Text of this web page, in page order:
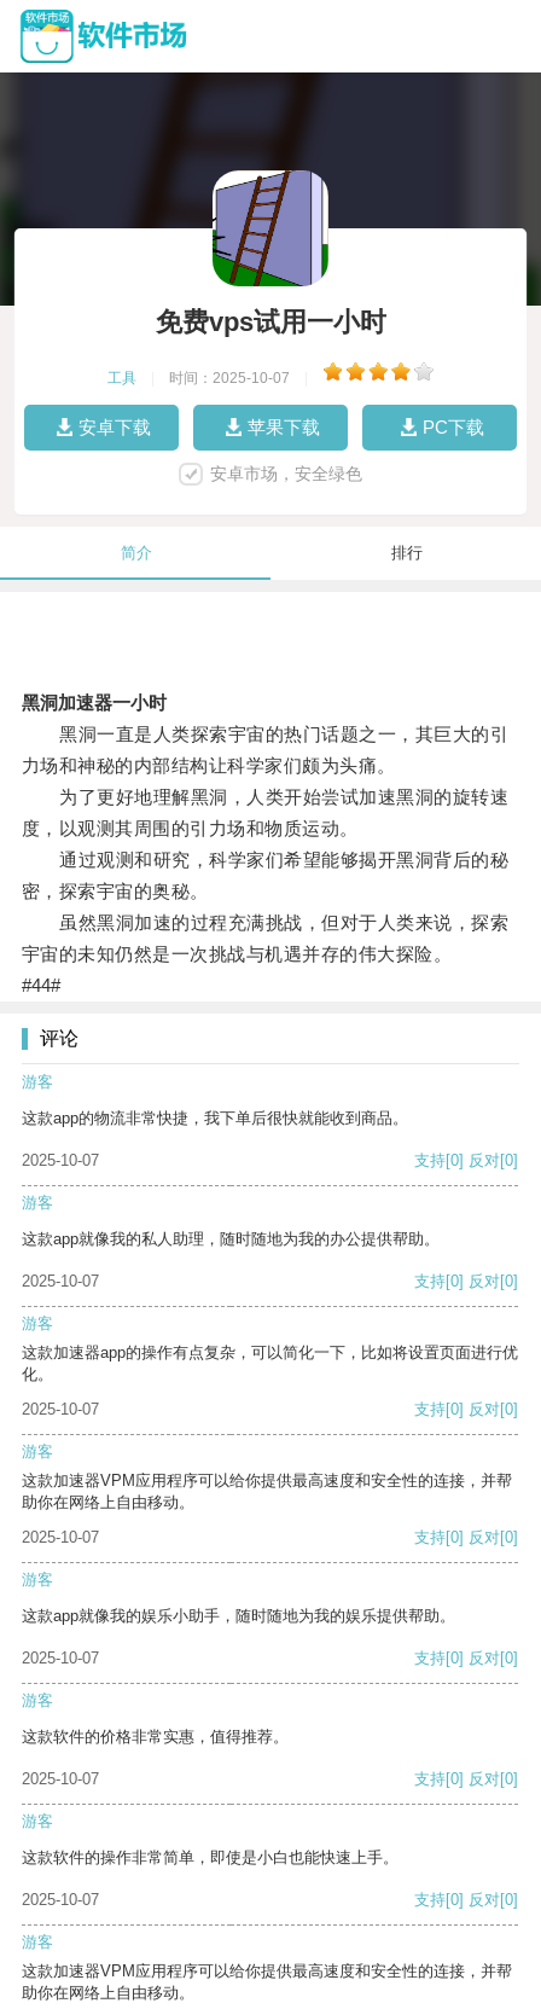
免费vps试用一小时
工具 时间：2025-10-07
安卓下载 苹果下载 PC下载
安卓市场，安全绿色
简介 排行
黑洞加速器一小时
黑洞一直是人类探索宇宙的热门话题之一，其巨大的引
力场和神秘的内部结构让科学家们颇为头痛。
为了更好地理解黑洞，人类开始尝试加速黑洞的旋转速
度，以观测其周围的引力场和物质运动。
通过观测和研究，科学家们希望能够揭开黑洞背后的秘
密，探索宇宙的奥秘。
虽然黑洞加速的过程充满挑战，但对于人类来说，探索
宇宙的未知仍然是一次挑战与机遇并存的伟大探险。
#44#
评论
游客
这款app的物流非常快捷，我下单后很快就能收到商品。
2025-10-07 支持[0] 反对[0]
游客
这款app就像我的私人助理，随时随地为我的办公提供帮助。
2025-10-07 支持[0] 反对[0]
游客
这款加速器app的操作有点复杂，可以简化一下，比如将设置页面进行优
化。
2025-10-07
支持[0] 反对[0]
游客
这款加速器VPM应用程序可以给你提供最高速度和安全性的连接，并帮
助你在网络上自由移动。
2025-10-07
支持[0] 反对[0]
游客
这款app就像我的娱乐小助手，随时随地为我的娱乐提供帮助。
2025-10-07 支持[0] 反对[0]
游客
这款软件的价格非常实惠，值得推荐。
2025-10-07 支持[0] 反对[0]
游客
这款软件的操作非常简单，即使是小白也能快速上手。
2025-10-07 支持[0] 反对[0]
游客
这款加速器VPM应用程序可以给你提供最高速度和安全性的连接，并帮
助你在网络上自由移动。